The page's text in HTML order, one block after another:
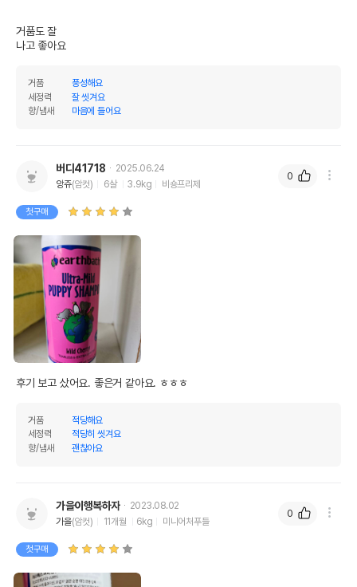
거품도 잘
나고 좋아요
거품
풍성해요
세정력
잘 씻겨요
향/냄새
마음에 들어요
버디41718
2025.06.24
앙쥬(암컷) 6살 3.9kg 비숑프리제
첫구매
후기 보고 샀어요. 좋은거 같아요. ㅎㅎㅎ
거품
적당해요
세정력
적당히 씻겨요
향/냄새
괜찮아요
0
가을이행복하자
2023.08.02
가을(암컷) 11개월 6kg 미니어처푸들
첫구매
0